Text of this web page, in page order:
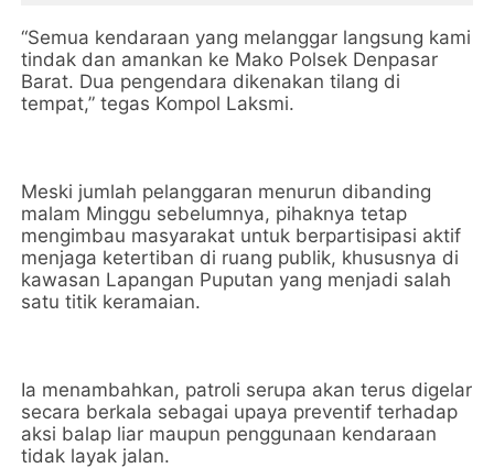
“Semua kendaraan yang melanggar langsung kami
tindak dan amankan ke Mako Polsek Denpasar
Barat. Dua pengendara dikenakan tilang di
tempat,” tegas Kompol Laksmi.
Meski jumlah pelanggaran menurun dibanding
malam Minggu sebelumnya, pihaknya tetap
mengimbau masyarakat untuk berpartisipasi aktif
menjaga ketertiban di ruang publik, khususnya di
kawasan Lapangan Puputan yang menjadi salah
satu titik keramaian.
Ia menambahkan, patroli serupa akan terus digelar
secara berkala sebagai upaya preventif terhadap
aksi balap liar maupun penggunaan kendaraan
tidak layak jalan.